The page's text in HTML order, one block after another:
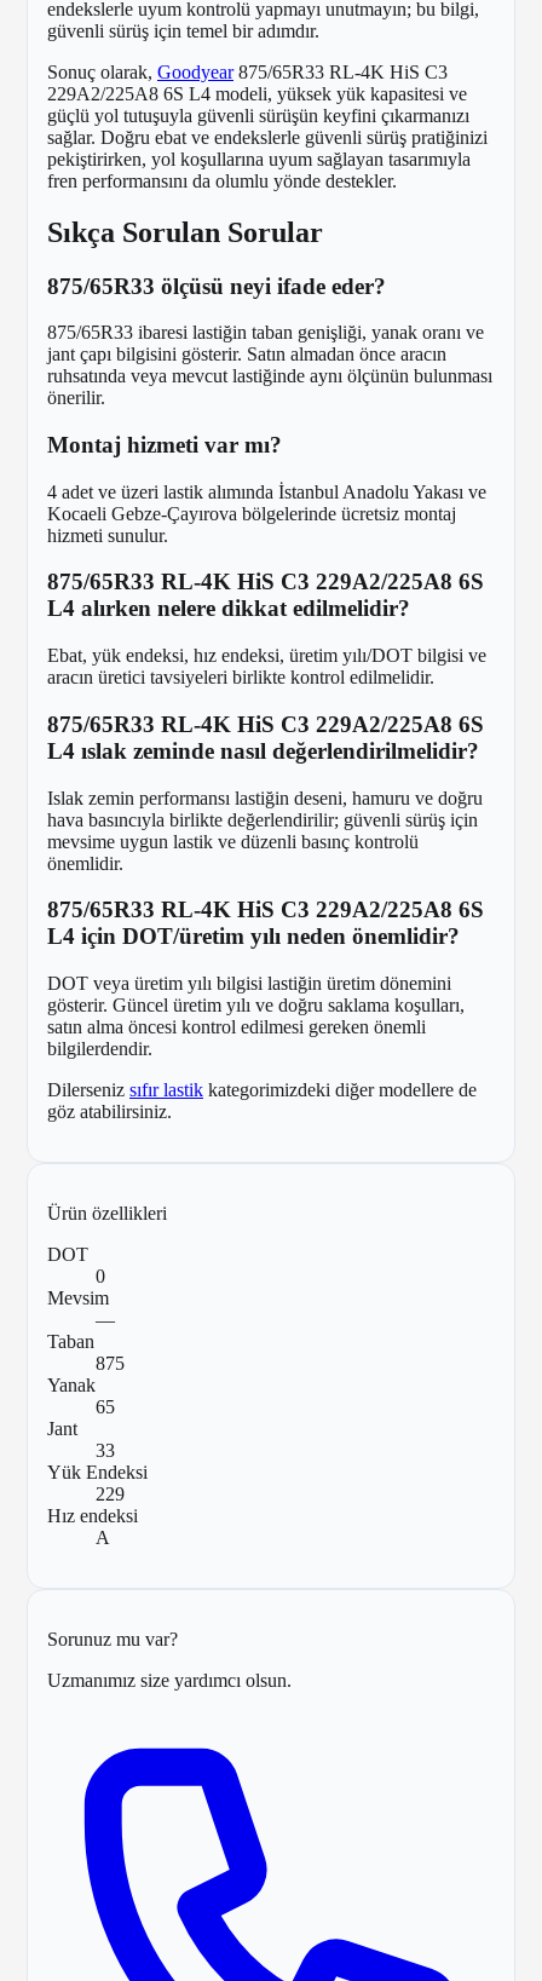
endekslerle uyum kontrolü yapmayı unutmayın; bu bilgi,
güvenli sürüş için temel bir adımdır.
Sonuç olarak, Goodyear875/65R33 RL-4K HiS C3
229A2/225A8 6S L4 modeli, yüksek yük kapasitesi ve
güçlü yol tutuşuyla güvenli sürüşün keyfini çıkarmanızı
sağlar. Doğru ebat ve endekslerle güvenli sürüş pratiğinizi
pekiştirirken, yol koşullarına uyum sağlayan tasarımıyla
fren performansını da olumlu yönde destekler.
Sıkça Sorulan Sorular
875/65R33 ölçüsü neyi ifade eder?
875/65R33 ibaresi lastiğin taban genişliği, yanak oranı ve
jant çapı bilgisini gösterir. Satın almadan önce aracın
ruhsatında veya mevcut lastiğinde aynı ölçünün bulunması
önerilir.
Montaj hizmeti var mı?
4 adet ve üzeri lastik alımında İstanbul Anadolu Yakası ve
Kocaeli Gebze-Çayırova bölgelerinde ücretsiz montaj
hizmeti sunulur.
875/65R33 RL-4K HiS C3 229A2/225A8 6S
L4 alırken nelere dikkat edilmelidir?
Ebat, yük endeksi, hız endeksi, üretim yılı/DOT bilgisi ve
aracın üretici tavsiyeleri birlikte kontrol edilmelidir.
875/65R33 RL-4K HiS C3 229A2/225A8 6S
L4 ıslak zeminde nasıl değerlendirilmelidir?
Islak zemin performansı lastiğin deseni, hamuru ve doğru
hava basıncıyla birlikte değerlendirilir; güvenli sürüş için
mevsime uygun lastik ve düzenli basınç kontrolü
önemlidir.
875/65R33 RL-4K HiS C3 229A2/225A8 6S
L4 için DOT/üretim yılı neden önemlidir?
DOT veya üretim yılı bilgisi lastiğin üretim dönemini
gösterir. Güncel üretim yılı ve doğru saklama koşulları,
satın alma öncesi kontrol edilmesi gereken önemli
bilgilerdendir.
Dilerseniz sıfır lastik kategorimizdeki diğer modellere de
göz atabilirsiniz.
Ürün özellikleri
DOT
0
Mevsim
—
Taban
875
Yanak
65
Jant
33
Yük Endeksi
229
Hız endeksi
A
Sorunuz mu var?
Uzmanımız size yardımcı olsun.